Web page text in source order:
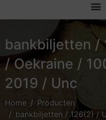
bankbiljetten /
/ Oekraine /
2019 / Unc
Home
Producten
bankbiljetten / 126(2) /